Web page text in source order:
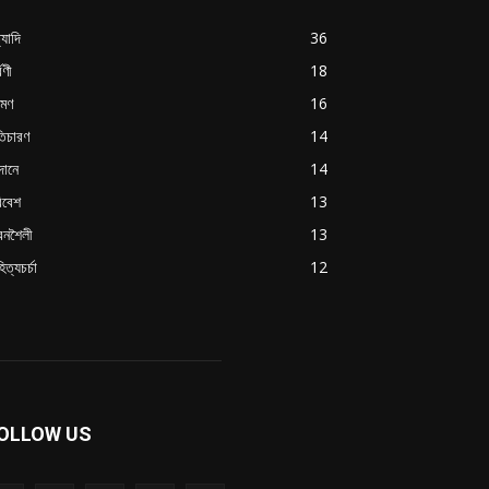
36
18
16
14
14
13
13
12
US